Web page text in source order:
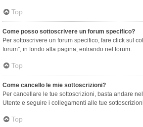
Top
Come posso sottoscrivere un forum specifico?
Per sottoscrivere un forum specifico, fare click sul
forum”, in fondo alla pagina, entrando nel forum.
Top
Come cancello le mie sottoscrizioni?
Per cancellare le tue sottoscrizioni, basta andare
Utente e seguire i collegamenti alle tue
Top